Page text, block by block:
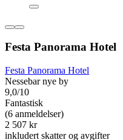
Festa Panorama Hotel
Festa Panorama Hotel
Nessebar nye by
9,0/10
Fantastisk
(6 anmeldelser)
2 507 kr
inkludert skatter og avgifter